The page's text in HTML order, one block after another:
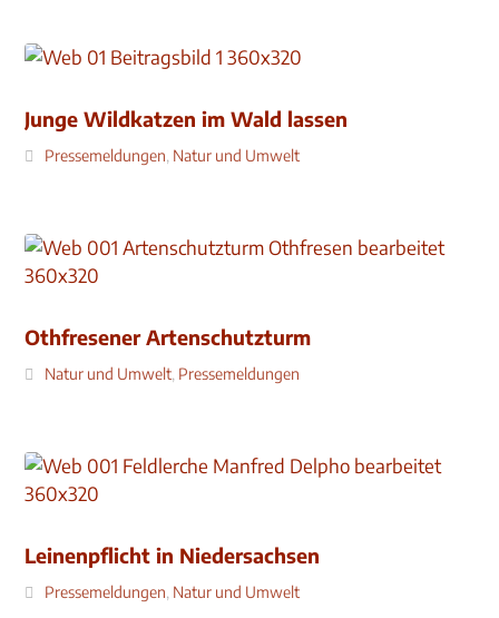
Junge Wildkatzen im Wald lassen
Pressemeldungen, Natur und Umwelt
Othfresener Artenschutzturm
Natur und Umwelt, Pressemeldungen
Leinenpflicht in Niedersachsen
Pressemeldungen, Natur und Umwelt